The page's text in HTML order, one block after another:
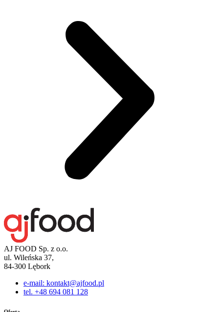
AJ FOOD Sp. z o.o.
ul. Wileńska 37,
84-300 Lębork
e-mail: kontakt@ajfood.pl
tel. +48 694 081 128